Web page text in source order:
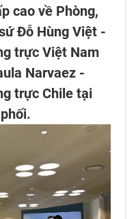
cao về Phòng,
Đỗ Hùng Việt -
trực Việt Nam
Narvaez -
trực Chile tại